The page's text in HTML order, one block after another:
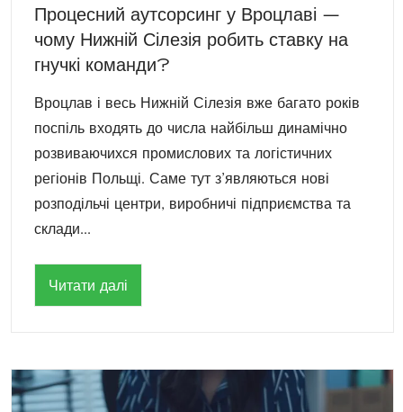
Процесний аутсорсинг у Вроцлаві —
чому Нижній Сілезія робить ставку на
гнучкі команди?
Вроцлав і весь Нижній Сілезія вже багато років
поспіль входять до числа найбільш динамічно
розвиваючихся промислових та логістичних
регіонів Польщі. Саме тут з’являються нові
розподільчі центри, виробничі підприємства та
склади...
Читати далі